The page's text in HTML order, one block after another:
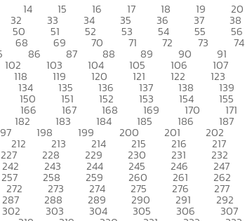
14 15 16 17 18 19 20
32 33 34 35 36 37 38
50 51 52 53 54 55 56
68 69 70 71 72 73 74
86 87 88 89 90 91
102 103 104 105 106 107
118 119 120 121 122 123
134 135 136 137 138 139
150 151 152 153 154 155
166 167 168 169 170 171
182 183 184 185 186 187
198 199 200 201 202
212 213 214 215 216 217
227 228 229 230 231 232
242 243 244 245 246 247
257 258 259 260 261 262
272 273 274 275 276 277
287 288 289 290 291 292
302 303 304 305 306 307